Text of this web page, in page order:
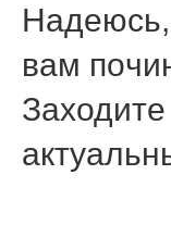
Надеюсь,
вам